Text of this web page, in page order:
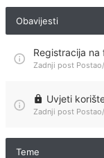
Obavijesti
Registracija na
Zadnji post
Uvjeti
Zadnji post
Teme